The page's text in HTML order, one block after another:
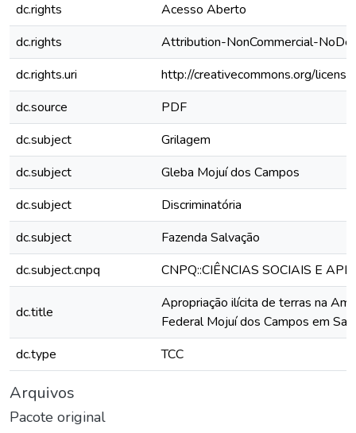
dc.rights
Acesso Aberto
dc.rights
Attribution-NonCommercial-
dc.rights.uri
http://creativecommons.org/
dc.source
PDF
dc.subject
Grilagem
dc.subject
Gleba Mojuí dos Campos
dc.subject
Discriminatória
dc.subject
Fazenda Salvação
dc.subject.cnpq
CNPQ::CIÊNCIAS SOCIAIS E
dc.title
Apropriação ilícita de terras na
Federal Mojuí dos Campos em
dc.type
TCC
Arquivos
Pacote original